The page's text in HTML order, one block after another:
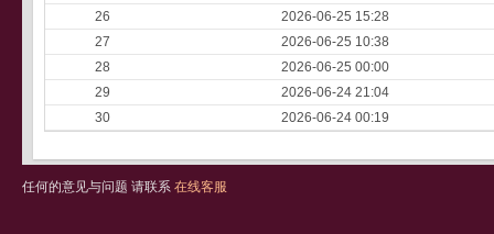
26
2026-06-25 15:28
27
2026-06-25 10:38
28
2026-06-25 00:00
29
2026-06-24 21:04
30
2026-06-24 00:19
任何的意见与问题 请联系 在线客服